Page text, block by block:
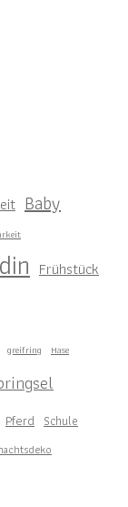
Baby
Frühstück
greifring Hase
Pferd Schule